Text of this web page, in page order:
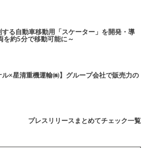
る自動車移動用「スケーター」を開発・導
を約5分で移動可能に～
ル×星清重機運輸㈱】グループ会社で販売力の
プレスリリースまとめてチェック一覧